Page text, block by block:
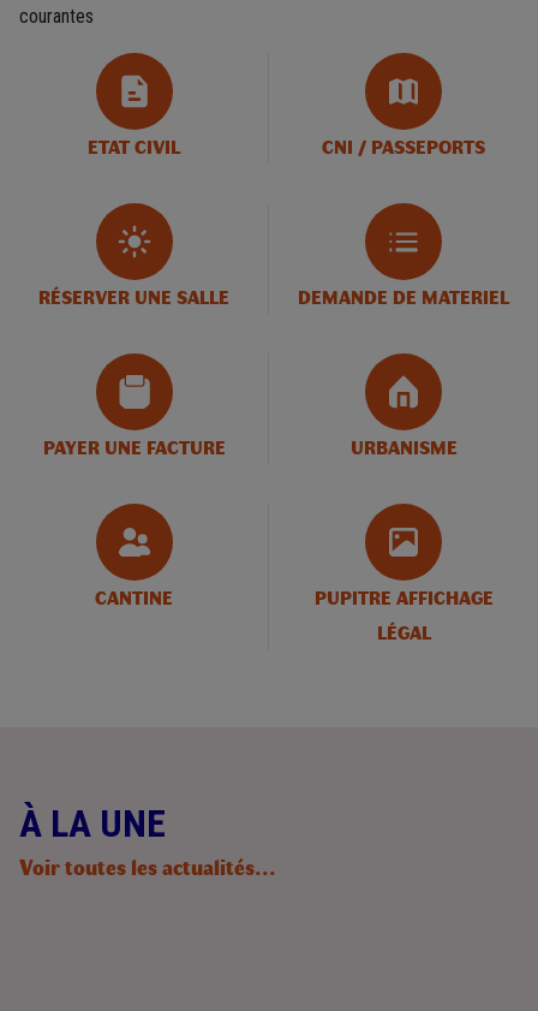
courantes
ETAT CIVIL CNI / PASSEPORTS
RÉSERVER UNE SALLE DEMANDE DE MATERIEL
PAYER UNE FACTURE URBANISME
CANTINE
PUPITRE AFFICHAGE
LÉGAL
À LA UNE
Voir toutes les actualités...